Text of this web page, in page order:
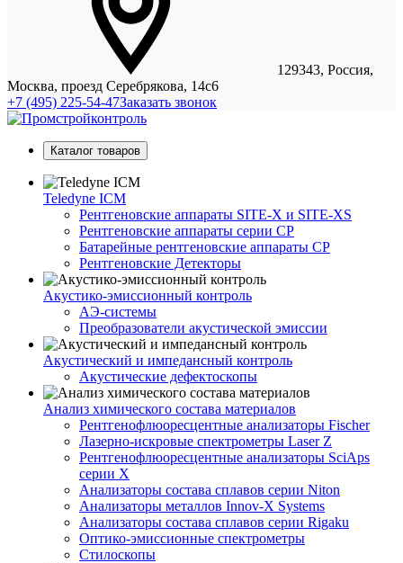
129343, Россия,
Москва, проезд Серебрякова, 14с6
+7 (495) 225-54-47Заказать звонок
Каталог товаров
Teledyne ICM
Рентгеновские аппараты SITE-X и SITE-XS
Рентгеновские аппараты серии CP
Батарейные рентгеновские аппараты CP
Рентгеновские Детекторы
Акустико-эмисcионный контроль
АЭ-системы
Преобразователи акустической эмиссии
Акустический и импедансный контроль
Акустические дефектоскопы
Анализ химического состава материалов
Рентгенофлюоресцентные анализаторы Fischer
Лазерно-искровые спектрометры Laser Z
Рентгенофлюоресцентные анализаторы SciAps
серии Х
Анализаторы состава сплавов серии Niton
Анализаторы металлов Innov-X Systems
Анализаторы состава сплавов серии Rigaku
Оптико-эмиссионные спектрометры
Стилоскопы